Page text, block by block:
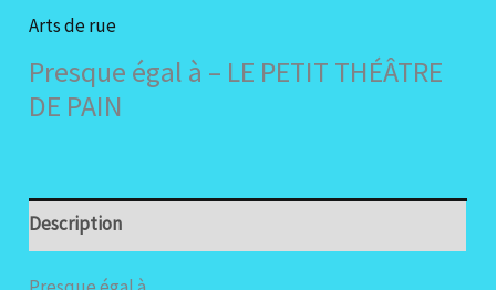
Arts de rue
Presque égal à – LE PETIT THÉÂTRE
DE PAIN
Description